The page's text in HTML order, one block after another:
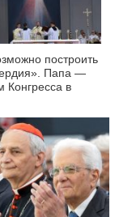
построить
Папа —
Конгресса в